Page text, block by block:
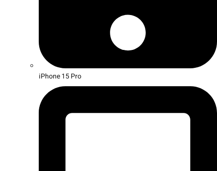
iPhone 15 Pro